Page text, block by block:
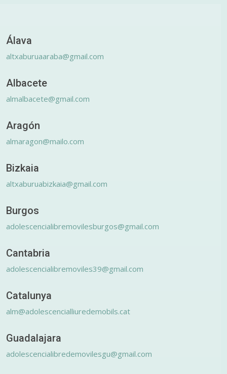
Álava
altxaburuaaraba@gmail.com
Albacete
almalbacete@gmail.com
Aragón
almaragon@mailo.com
Bizkaia
altxaburuabizkaia@gmail.com
Burgos
adolescencialibremovilesburgos@gmail.com
Cantabria
adolescencialibremoviles39@gmail.com
Catalunya
alm@adolescencialliuredemobils.cat
Guadalajara
adolescencialibredemovilesgu@gmail.com